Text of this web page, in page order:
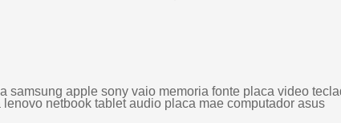
samsung apple sony vaio memoria fonte placa video
netbook tablet audio placa mae computador asus